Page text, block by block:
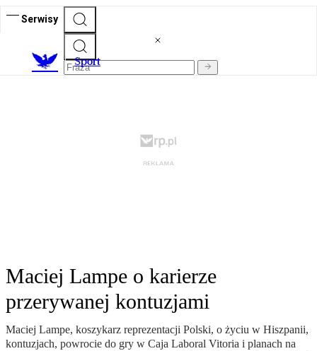
Serwisy
Sport
Maciej Lampe o karierze
przerywanej kontuzjami
Maciej Lampe, koszykarz reprezentacji Polski, o życiu w Hiszpanii,
kontuzjach, powrocie do gry w Caja Laboral Vitoria i planach na